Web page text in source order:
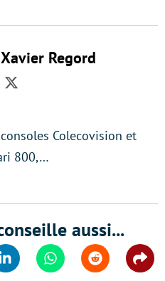
Xavier Regord
Twitter
Colecovision et
800,…
aussi...
Linkedin WhatsappReddit